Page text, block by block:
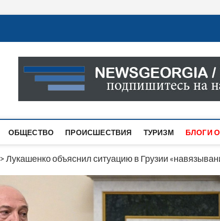
Новости Грузии
САМАЯ АКТУАЛЬНАЯ ИНФОРМАЦИЯ О СОБЫТИЯХ
САЙТЕ ВЫ НАЙДЕТЕ НОВОСТИ ПОЛИТИКИ,
ОБЩЕСТВО ПРОИСШЕСТВИЯ ТУРИЗМ БЛОГИ
>Лукашенко объяснил ситуацию в Грузии